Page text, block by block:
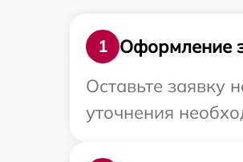
1
Оформление
Оставьте заявку
уточнения